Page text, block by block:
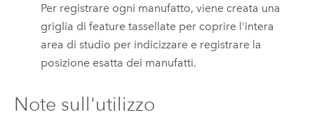
Per registrare ogni manufatto, viene creata una
griglia di feature tassellate per coprire l'intera
area di studio per indicizzare e registrare la
posizione esatta dei manufatti.
Note sull'utilizzo